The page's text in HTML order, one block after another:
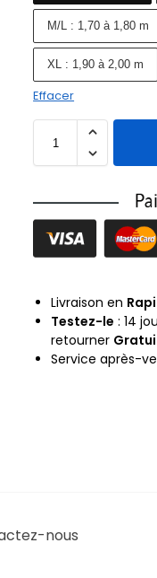
M/L : 1,70 à 1,80 m
XL : 1,90 à 2,00 m
Effacer
Livraison en
Testez-le : 14
retourner
Service après-
nous